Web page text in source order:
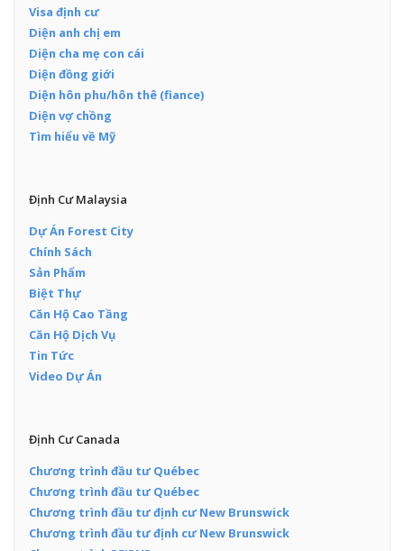
Visa định cư
Diện anh chị em
Diện cha mẹ con cái
Diện đồng giới
Diện hôn phu/hôn thê (fiance)
Diện vợ chồng
Tìm hiểu về Mỹ
Định Cư Malaysia
Dự Án Forest City
Chính Sách
Sản Phẩm
Biệt Thự
Căn Hộ Cao Tầng
Căn Hộ Dịch Vụ
Tin Tức
Video Dự Án
Định Cư Canada
Chương trình đầu tư Québec
Chương trình đầu tư Québec
Chương trình đầu tư định cư New Brunswick
Chương trình đầu tư định cư New Brunswick